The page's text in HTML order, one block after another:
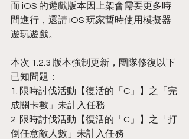
而 iOS 的遊戲版本因上架會需要更多時
間進行，還請 iOS 玩家暫時使用模擬器
遊玩遊戲。
本次 1.2.3 版本強制更新，團隊修復以下
已知問題：
1. 限時討伐活動【復活的「C」】之「完
成關卡數」未計入任務
2. 限時討伐活動【復活的「C」】之「打
倒任意敵人數」未計入任務